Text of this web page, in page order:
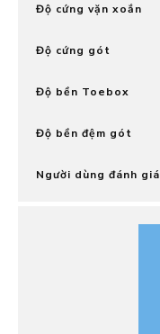
Độ cứng vặn xoắn
Độ cứng gót
Độ bền Toebox
Độ bền đệm gót
Người dùng đánh giá